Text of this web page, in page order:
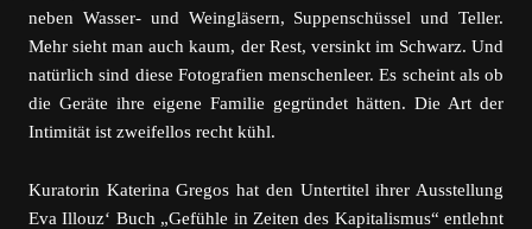
neben Wasser- und Weingläsern, Suppenschüssel und Teller.
Mehr sieht man auch kaum, der Rest, versinkt im Schwarz. Und
natürlich sind diese Fotografien menschenleer. Es scheint als ob
die Geräte ihre eigene Familie gegründet hätten. Die Art der
Intimität ist zweifellos recht kühl.
Kuratorin Katerina Gregos hat den Untertitel ihrer Ausstellung
Eva Illouz‘ Buch „Gefühle in Zeiten des Kapitalismus“ entlehnt